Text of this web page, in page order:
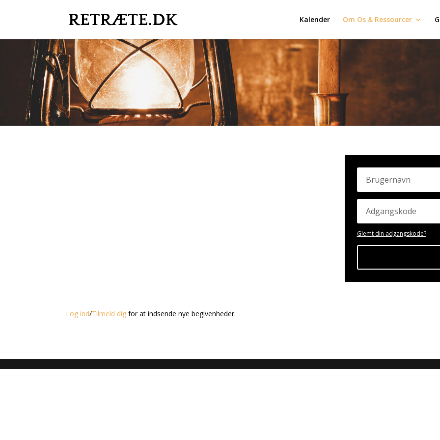
Kalender Om Os & Ressourcer
Glemt din adgangskode?
Log ind/Tilmeld dig for at indsende nye begivenheder.